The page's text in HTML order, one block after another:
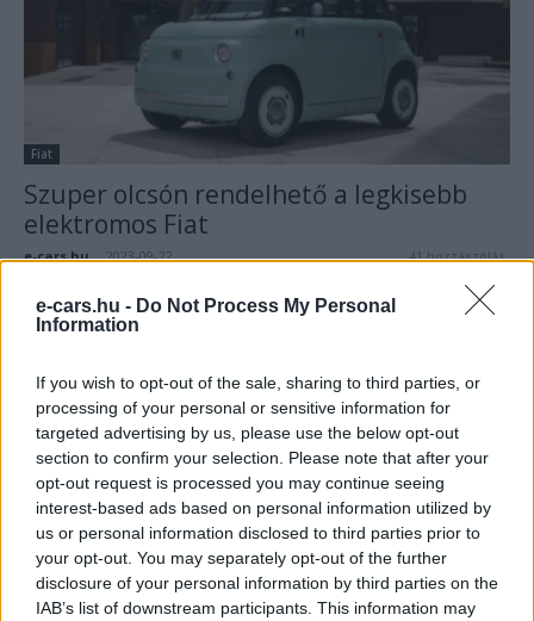
e-cars.hu - Do Not Process My Personal
Information
If you wish to opt-out of the sale, sharing to third parties, or
processing of your personal or sensitive information for
targeted advertising by us, please use the below opt-out
section to confirm your selection. Please note that after your
opt-out request is processed you may continue seeing
interest-based ads based on personal information utilized by
us or personal information disclosed to third parties prior to
your opt-out. You may separately opt-out of the further
disclosure of your personal information by third parties on the
IAB’s list of downstream participants. This information may
Fiat
Szuper olcsón rendelhető a legkisebb
elektromos Fiat
e-cars.hu - 2023-09-22 41 hozzászólás
Fiat
Elstartolt a tisztán elektromos Fiat 600
sorozatgyártása